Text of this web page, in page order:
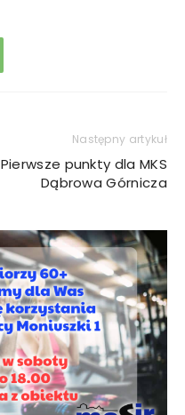
Następny artykuł
Pierwsze punkty dla MKS
Dąbrowa Górnicza